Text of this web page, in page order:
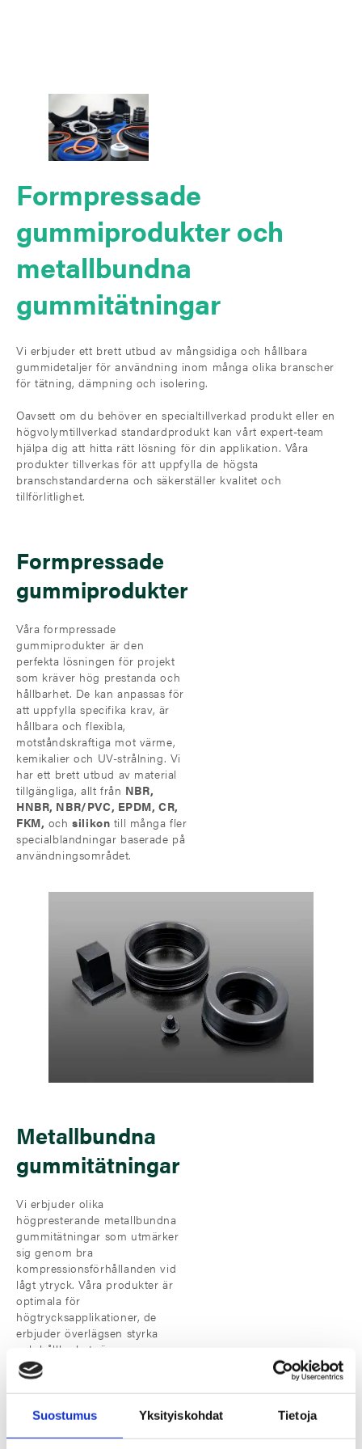
Suostumus Yksityiskohdat Tietoja
Formpressade
gummiprodukter och
metallbundna
gummitätningar
Vi erbjuder ett brett utbud av mångsidiga och hållbara
gummidetaljer för användning inom många olika branscher
för tätning, dämpning och isolering.
Oavsett om du behöver en specialtillverkad produkt eller en
högvolymtillverkad standardprodukt kan vårt expert-team
hjälpa dig att hitta rätt lösning för din applikation. Våra
produkter tillverkas för att uppfylla de högsta
branschstandarderna och säkerställer kvalitet och
tillförlitlighet.
Formpressade
gummiprodukter
Våra formpressade
gummiprodukter är den
perfekta lösningen för projekt
som kräver hög prestanda och
hållbarhet. De kan anpassas för
att uppfylla specifika krav, är
hållbara och flexibla,
motståndskraftiga mot värme,
kemikalier och UV-strålning. Vi
har ett brett utbud av material
tillgängliga, allt från NBR,
HNBR, NBR/PVC, EPDM,CR,
FKM, ochsilikon till många fler
specialblandningar baserade på
användningsområdet.
Metallbundna
gummitätningar
Vi erbjuder olika
högpresterande metallbundna
gummitätningar som utmärker
sig genom bra
kompressionsförhållanden vid
lågt ytryck. Våra produkter är
optimala för
högtrycksapplikationer, de
erbjuder överlägsen styrka
och hållbarhet, är
motståndskraftiga mot höga
temperaturer och frätande
ämnen samt kan formas till
komplexa former.